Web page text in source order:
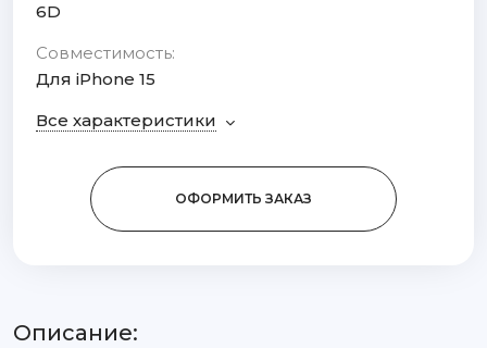
6D
Совместимость:
Для iPhone 15
Все характеристики
ОФОРМИТЬ ЗАКАЗ
Описание: